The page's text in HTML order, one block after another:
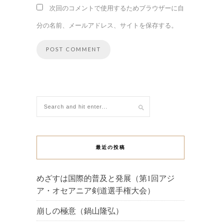
次回のコメントで使用するためブラウザーに自
分の名前、メールアドレス、サイトを保存する。
最近の投稿
めざすは国際的普及と発展（第1回アジ
ア・オセアニア剣道選手権大会）
崩しの極意（鍋山隆弘）